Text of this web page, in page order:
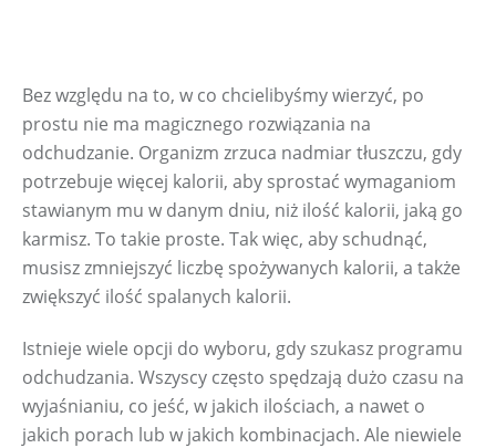
Bez względu na to, w co chcielibyśmy wierzyć, po
prostu nie ma magicznego rozwiązania na
odchudzanie. Organizm zrzuca nadmiar tłuszczu, gdy
potrzebuje więcej kalorii, aby sprostać wymaganiom
stawianym mu w danym dniu, niż ilość kalorii, jaką go
karmisz. To takie proste. Tak więc, aby schudnąć,
musisz zmniejszyć liczbę spożywanych kalorii, a także
zwiększyć ilość spalanych kalorii.
Istnieje wiele opcji do wyboru, gdy szukasz programu
odchudzania. Wszyscy często spędzają dużo czasu na
wyjaśnianiu, co jeść, w jakich ilościach, a nawet o
jakich porach lub w jakich kombinacjach. Ale niewiele